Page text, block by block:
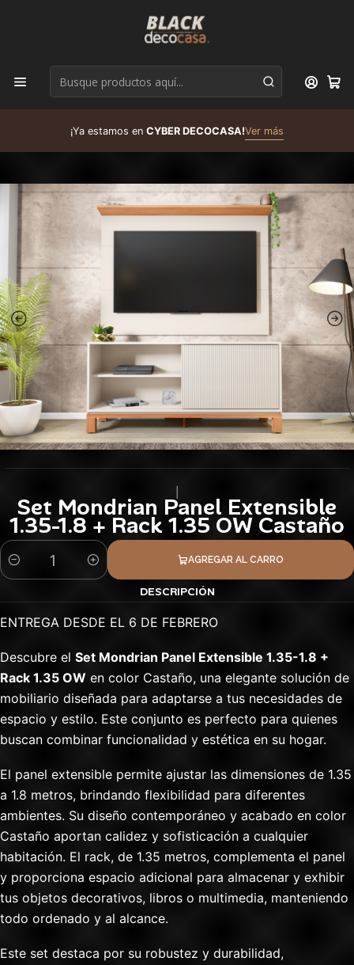
¡Ya estamos en CYBER DECOCASA!Ver más
Set Mondrian Panel Extensible
1.35-1.8 + Rack 1.35 OW Castaño
Cantidad
AGREGAR AL CARRO
DESCRIPCIÓN
ENTREGA DESDE EL 6 DE FEBRERO
Descubre el Set Mondrian Panel Extensible 1.35-1.8 +
Rack 1.35 OW en color Castaño, una elegante solución de
mobiliario diseñada para adaptarse a tus necesidades de
espacio y estilo. Este conjunto es perfecto para quienes
buscan combinar funcionalidad y estética en su hogar.
El panel extensible permite ajustar las dimensiones de 1.35
a 1.8 metros, brindando flexibilidad para diferentes
ambientes. Su diseño contemporáneo y acabado en color
Castaño aportan calidez y sofisticación a cualquier
habitación. El rack, de 1.35 metros, complementa el panel
y proporciona espacio adicional para almacenar y exhibir
tus objetos decorativos, libros o multimedia, manteniendo
todo ordenado y al alcance.
Este set destaca por su robustez y durabilidad,